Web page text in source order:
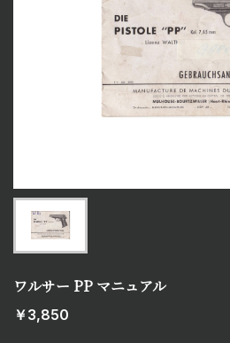
ワルサー PP マニュアル
￥3,850